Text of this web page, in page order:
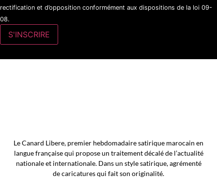
rectification et d’opposition conformément aux dispositions de la loi 09-
08.
Le Canard Libere, premier hebdomadaire satirique marocain en
langue française qui propose un traitement décalé de l’actualité
nationale et internationale. Dans un style satirique, agrémenté
de caricatures qui fait son originalité.